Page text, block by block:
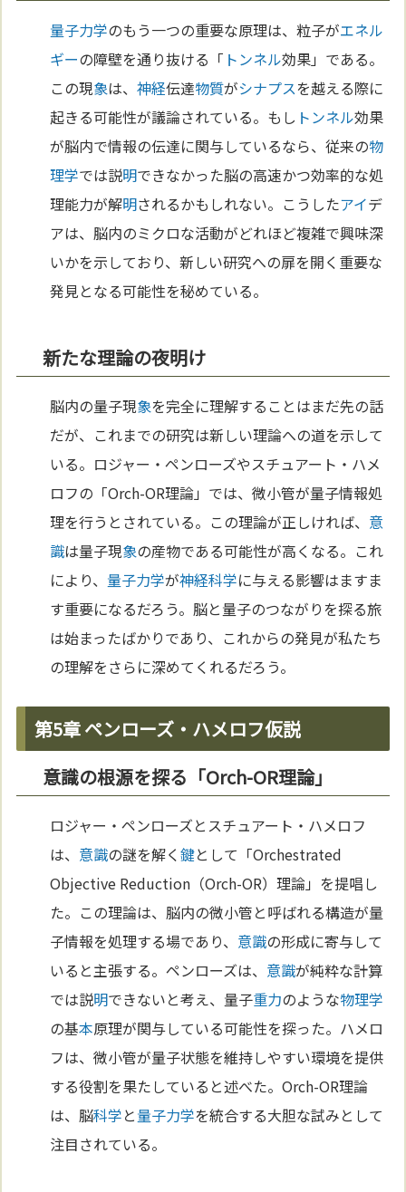
量子力学のもう一つの重要な原理は、粒子がエネル
ギーの障壁を通り抜ける「 トンネル効果」である。
この現象は、神経伝達物質がシナプスを越える際に
起きる可能性が議論されている。もし トンネル効果
が脳内で情報の伝達に関与しているなら、従来の物
理学では説明できなかった脳の高速かつ効率的な処
理能力が解明されるかもしれない。こうしたアイデ
アは、脳内のミクロな活動がどれほど複雑で興味深
いかを示しており、新しい研究への扉を開く重要な
発見となる可能性を秘めている。
新たな理論の夜明け
脳内の量子現象を完全に理解することはまだ先の話
だが、これまでの研究は新しい理論への道を示して
いる。ロジャー・ペンローズやスチュアート・ハメ
ロフの「Orch-OR理論」では、微小管が量子情報処
理を行うとされている。この理論が正しければ、 意
識は量子現象の産物である可能性が高くなる。これ
により、 量子力学が神経科学に与える影響はますま
す重要になるだろう。脳と量子のつながりを探る旅
は始まったばかりであり、これからの発見が私たち
の理解をさらに深めてくれるだろう。
第5章 ペンローズ・ハメロフ仮説
意識の根源を探る「Orch-OR理論」
ロジャー・ペンローズとスチュアート・ハメロフ
は、 意識の謎を解く鍵として「Orchestrated
Objective Reduction（Orch-OR）理論」を提唱し
た。この理論は、脳内の微小管と呼ばれる構造が量
子情報を処理する場であり、 意識の形成に寄与して
いると主張する。ペンローズは、 意識が純粋な計算
では説明できないと考え、量子重力のような物理学
の基本原理が関与している可能性を探った。ハメロ
フは、微小管が量子状態を維持しやすい環境を提供
する役割を果たしていると述べた。Orch-OR理論
は、脳科学と量子力学を統合する大胆な試みとして
注目されている。